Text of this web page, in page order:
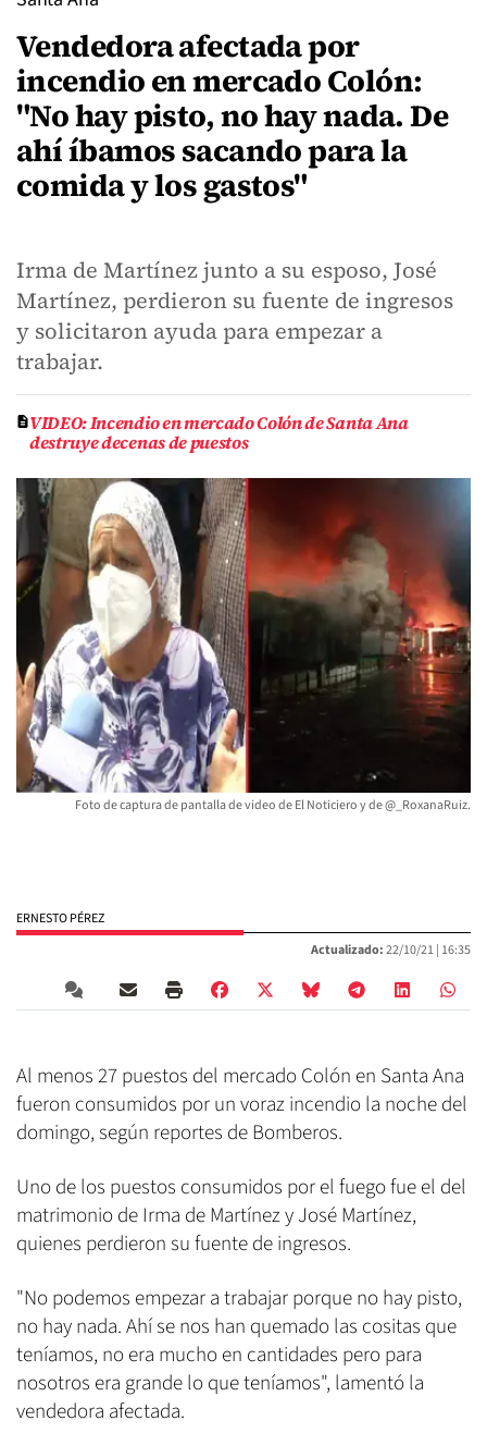
Vendedora afectada por
incendio en mercado Colón:
"No hay pisto, no hay nada. De
ahí íbamos sacando para la
comida y los gastos"
Irma de Martínez junto a su esposo, José
Martínez, perdieron su fuente de ingresos
y solicitaron ayuda para empezar a
trabajar.
VIDEO: Incendio en mercado Colón de Santa Ana
destruye decenas de puestos
Foto de captura de pantalla de video de El Noticiero y de @_RoxanaRuiz.
ERNESTO PÉREZ
Actualizado:22/10/21 | 16:35
Al menos 27 puestos del mercado Colón en Santa Ana
fueron consumidos por un voraz incendio la noche del
domingo, según reportes de Bomberos.
Uno de los puestos consumidos por el fuego fue el del
matrimonio de Irma de Martínez y José Martínez,
quienes perdieron su fuente de ingresos.
"No podemos empezar a trabajar porque no hay pisto,
no hay nada. Ahí se nos han quemado las cositas que
teníamos, no era mucho en cantidades pero para
nosotros era grande lo que teníamos", lamentó la
vendedora afectada.